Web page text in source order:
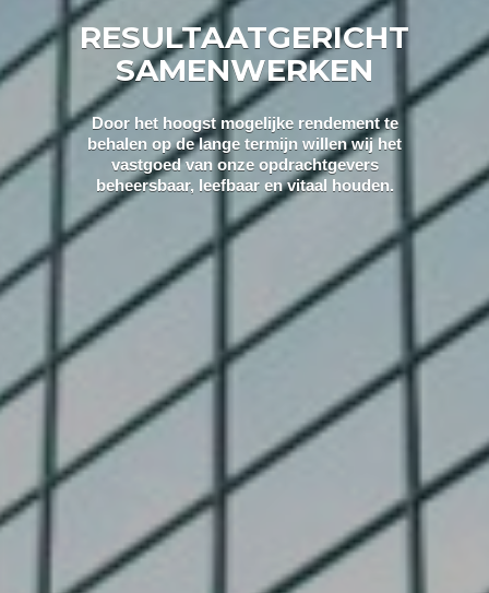
RESULTAATGERICHT
SAMENWERKEN
Door het hoogst mogelijke rendement te
behalen op de lange termijn willen wij het
vastgoed van onze opdrachtgevers
beheersbaar, leefbaar en vitaal houden.